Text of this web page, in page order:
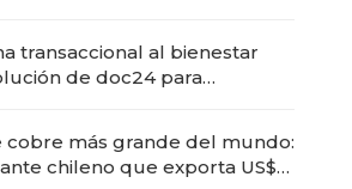
transaccional al bienestar
de doc24 para
cobre más grande del mundo:
chileno que exporta US$